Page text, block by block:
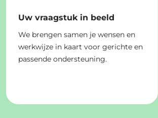
Uw vraagstuk in beeld
We brengen samen je wensen en
werkwijze in kaart voor gerichte en
passende ondersteuning.